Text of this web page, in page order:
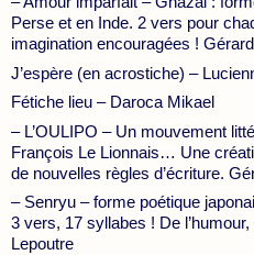
Perse et en Inde. 2 vers pour
imagination encouragées !
J’espère (en acrostiche) –
Fétiche lieu – Daroca Mikael
– L’OULIPO – Un mouvement
François Le Lionnais… Une
de nouvelles règles d’écriture.
– Senryu – forme poétique
3 vers, 17 syllabes ! De l’humour,
Lepoutre